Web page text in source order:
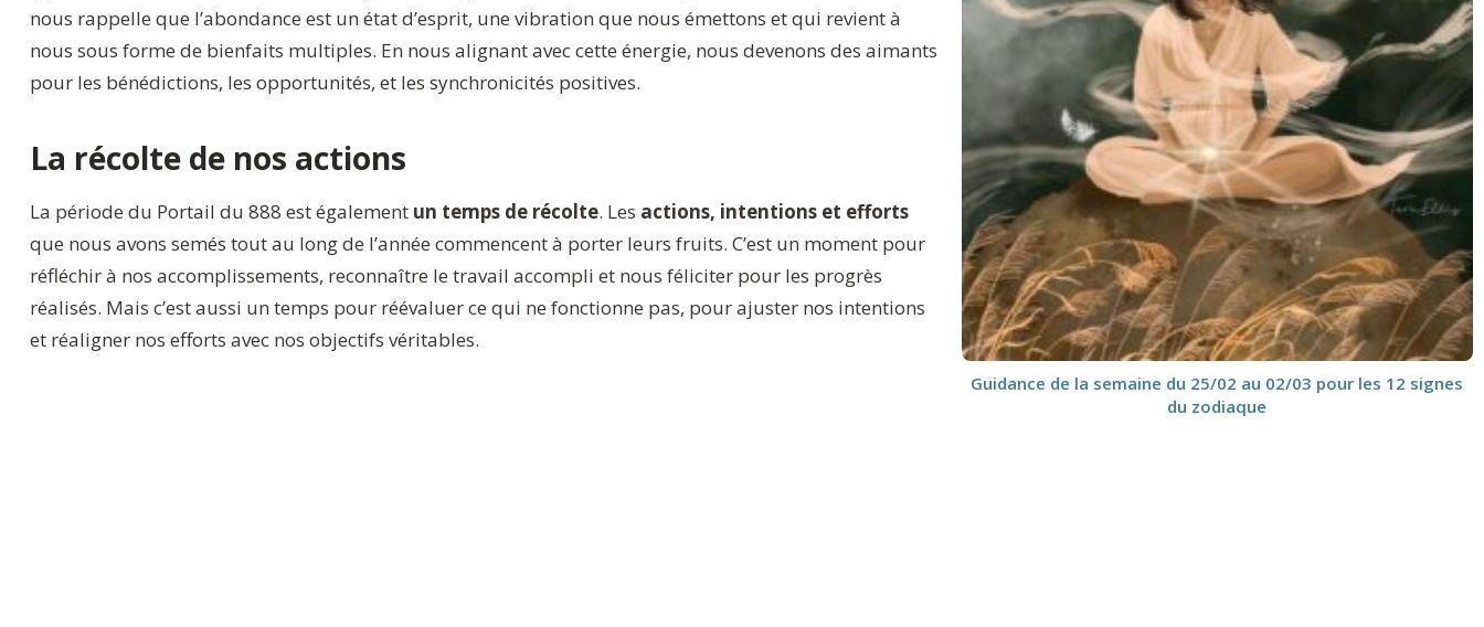
nous rappelle que l’abondance est un état d’esprit, une vibration que nous émettons et qui revient à
nous sous forme de bienfaits multiples. En nous alignant avec cette énergie, nous devenons des aimants
pour les bénédictions, les opportunités, et les synchronicités positives.
La récolte de nos actions
La période du Portail du 888 est également un temps de récolte. Les actions, intentions et efforts
que nous avons semés tout au long de l’année commencent à porter leurs fruits. C’est un moment pour
réfléchir à nos accomplissements, reconnaître le travail accompli et nous féliciter pour les progrès
réalisés. Mais c’est aussi un temps pour réévaluer ce qui ne fonctionne pas, pour ajuster nos intentions
et réaligner nos efforts avec nos objectifs véritables.
Guidance de la semaine du 25/02 au 02/03 pour les 12 signes
du zodiaque